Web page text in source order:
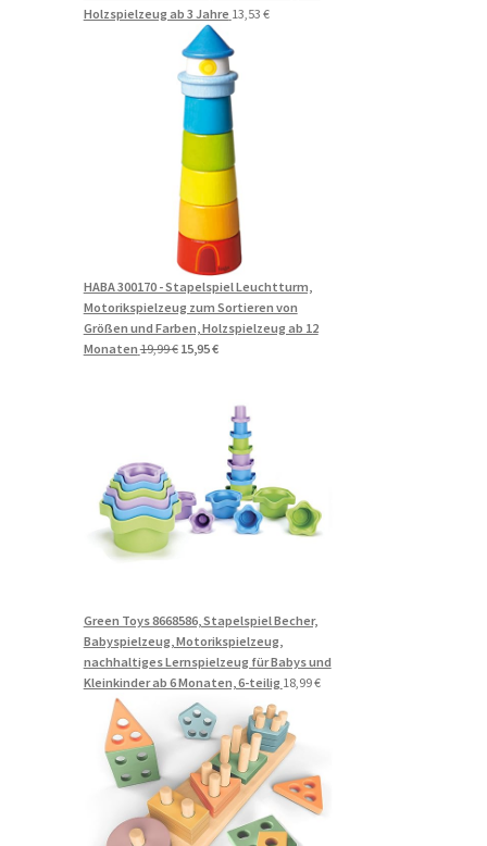
Holzspielzeug ab 3 Jahre 13,53 €
HABA 300170 - Stapelspiel Leuchtturm,
Motorikspielzeug zum Sortieren von
Größen und Farben, Holzspielzeug ab 12
Monaten19,99€ Ursprünglicher
15,95€Aktueller
15,95 €.
Green Toys 8668586, Stapelspiel Becher,
Babyspielzeug, Motorikspielzeug,
nachhaltiges Lernspielzeug für Babys und
Kleinkinder ab 6 Monaten, 6-teilig 18,99€